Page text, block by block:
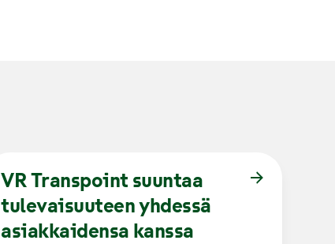
VR Transpoint suuntaa
tulevaisuuteen yhdessä
asiakkaidensa kanssa